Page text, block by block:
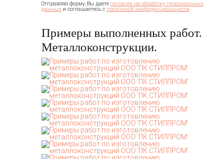
Отправляя форму, Вы даете согласие на обработку персональных
данных и соглашаетесь c политикой конфиденциальности
Примеры выполненных работ.
Металлоконструкции.